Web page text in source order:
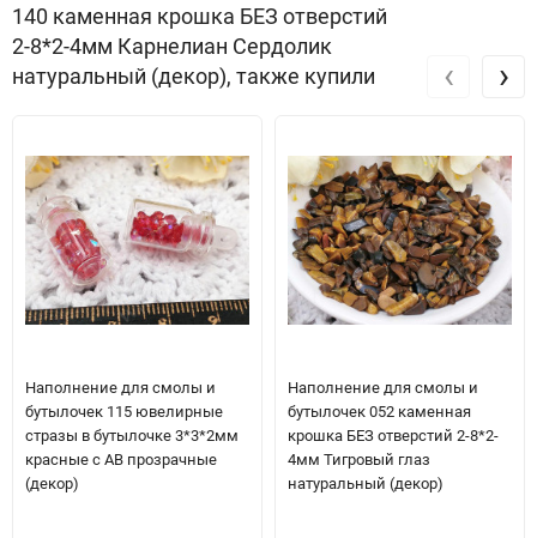
140 каменная крошка БЕЗ отверстий
2-8*2-4мм Карнелиан Сердолик
натуральный (декор), также купили
Наполнение для смолы и
бутылочек 115 ювелирные
стразы в бутылочке 3*3*2мм
красные с АВ прозрачные
(декор)
Наполнение для смолы и
бутылочек 052 каменная
крошка БЕЗ отверстий 2-8*2-
4мм Тигровый глаз
натуральный (декор)
‹ ›